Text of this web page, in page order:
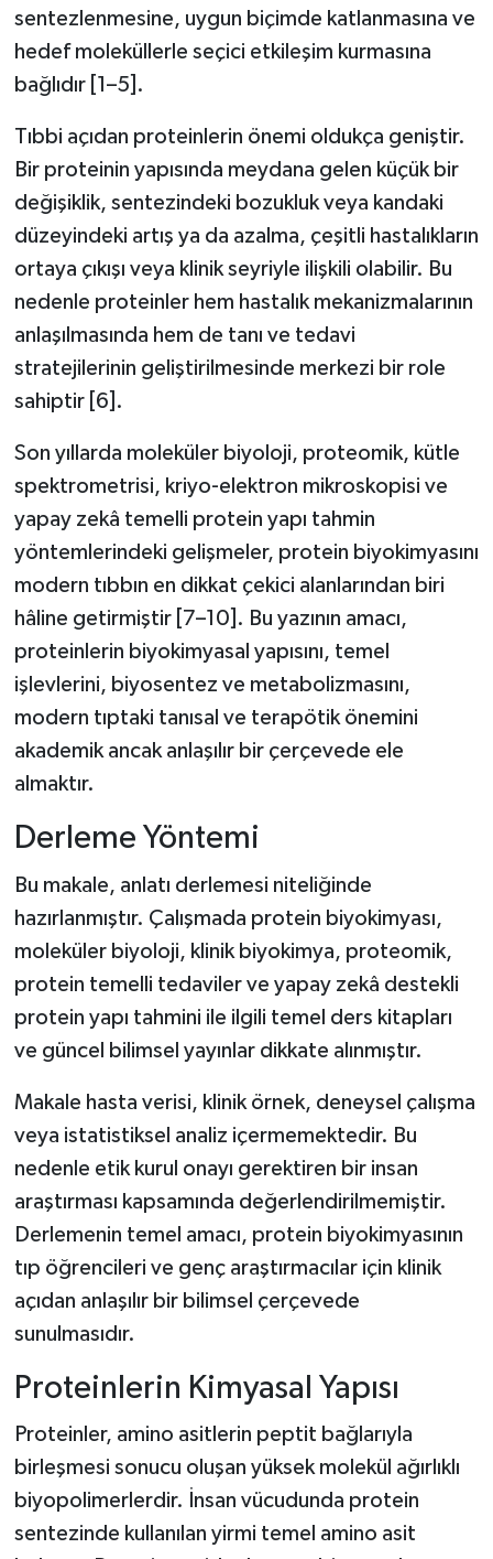
sentezlenmesine, uygun biçimde katlanmasına ve
hedef moleküllerle seçici etkileşim kurmasına
bağlıdır [1–5].
Tıbbi açıdan proteinlerin önemi oldukça geniştir.
Bir proteinin yapısında meydana gelen küçük bir
değişiklik, sentezindeki bozukluk veya kandaki
düzeyindeki artış ya da azalma, çeşitli hastalıkların
ortaya çıkışı veya klinik seyriyle ilişkili olabilir. Bu
nedenle proteinler hem hastalık mekanizmalarının
anlaşılmasında hem de tanı ve tedavi
stratejilerinin geliştirilmesinde merkezi bir role
sahiptir [6].
Son yıllarda moleküler biyoloji, proteomik, kütle
spektrometrisi, kriyo-elektron mikroskopisi ve
yapay zekâ temelli protein yapı tahmin
yöntemlerindeki gelişmeler, protein biyokimyasını
modern tıbbın en dikkat çekici alanlarından biri
hâline getirmiştir [7–10]. Bu yazının amacı,
proteinlerin biyokimyasal yapısını, temel
işlevlerini, biyosentez ve metabolizmasını,
modern tıptaki tanısal ve terapötik önemini
akademik ancak anlaşılır bir çerçevede ele
almaktır.
Derleme Yöntemi
Bu makale, anlatı derlemesi niteliğinde
hazırlanmıştır. Çalışmada protein biyokimyası,
moleküler biyoloji, klinik biyokimya, proteomik,
protein temelli tedaviler ve yapay zekâ destekli
protein yapı tahmini ile ilgili temel ders kitapları
ve güncel bilimsel yayınlar dikkate alınmıştır.
Makale hasta verisi, klinik örnek, deneysel çalışma
veya istatistiksel analiz içermemektedir. Bu
nedenle etik kurul onayı gerektiren bir insan
araştırması kapsamında değerlendirilmemiştir.
Derlemenin temel amacı, protein biyokimyasının
tıp öğrencileri ve genç araştırmacılar için klinik
açıdan anlaşılır bir bilimsel çerçevede
sunulmasıdır.
Proteinlerin Kimyasal Yapısı
Proteinler, amino asitlerin peptit bağlarıyla
birleşmesi sonucu oluşan yüksek molekül ağırlıklı
biyopolimerlerdir. İnsan vücudunda protein
sentezinde kullanılan yirmi temel amino asit